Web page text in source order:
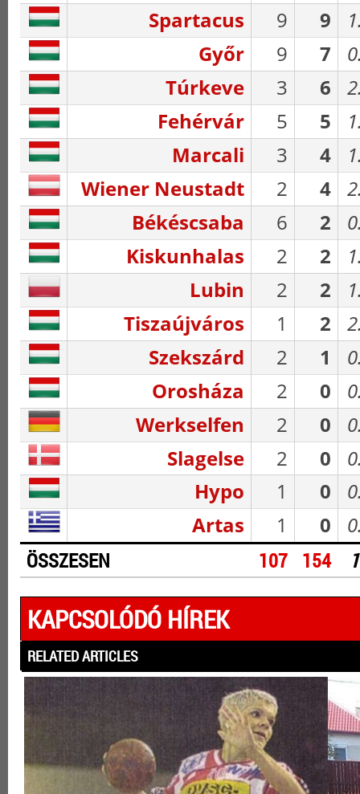
Spartacus
9 9
Győr
9 7
Túrkeve
3 6
Fehérvár
5 5
Marcali
3 4
Wiener Neustadt
2 4
Békéscsaba
6 2
Kiskunhalas
2 2
Lubin
2 2
Tiszaújváros
1 2
Szekszárd
2 1
Orosháza
2 0
Werkselfen
2 0
Slagelse
2 0
Hypo
1 0
Artas
1 0
ÖSSZESEN 107 154
KAPCSOLÓDÓ HÍREK
RELATED ARTICLES